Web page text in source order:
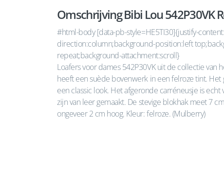
Omschrijving Bibi Lou 542P30VK
#html-body [data-pb-style=HE5TI30]{justify-
direction:column;background-position:left
repeat;background-attachment:scroll}
Loafers voor dames 542P30VK uit de collectie van
heeft een suède bovenwerk in een felroze tint.
een classic look. Het afgeronde carréneusje is
zijn van leer gemaakt. De stevige blokhak meet 7
ongeveer 2 cm hoog. Kleur: felroze. (Mulberry)